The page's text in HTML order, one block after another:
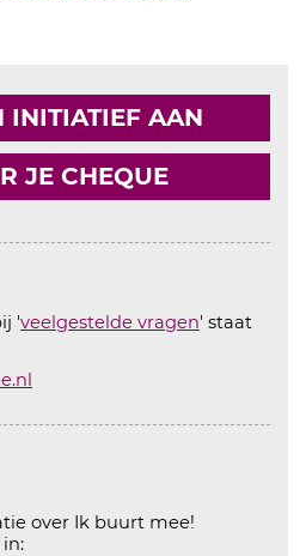
INITIATIEF AAN
JE CHEQUE
'veelgestelde vragen' staat
over Ik buurt mee!
Aanvinken om informatie over